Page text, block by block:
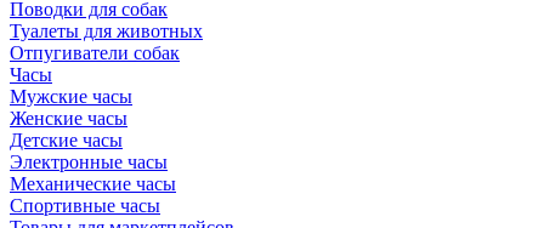
Поводки для собак
Туалеты для животных
Отпугиватели собак
Часы
Мужские часы
Женские часы
Детские часы
Электронные часы
Механические часы
Спортивные часы